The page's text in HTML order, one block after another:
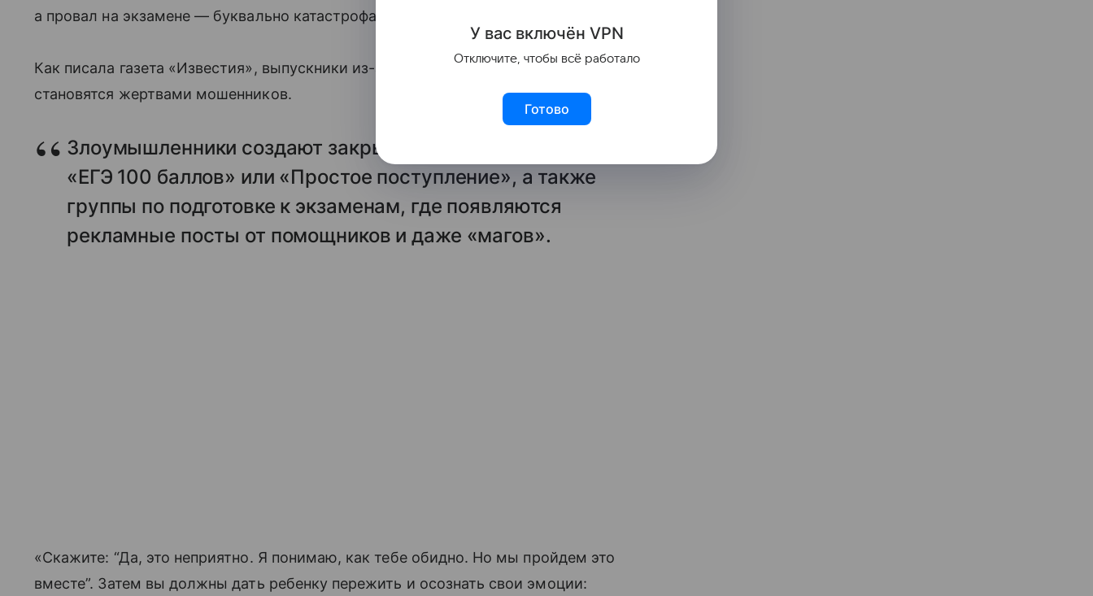
а провал на экзамене — буквально катастрофа.
Как писала газета «Известия», выпускники из-за страха неудачи на ЕГЭ или ОГЭ часто
становятся жертвами мошенников.
Злоумышленники создают закрытые каналы с названиями
«ЕГЭ 100 баллов» или «Простое поступление», а также
группы по подготовке к экзаменам, где появляются
рекламные посты от помощников и даже «магов».
«Скажите: “Да, это неприятно. Я понимаю, как тебе обидно. Но мы пройдем это
вместе”. Затем вы должны дать ребенку пережить и осознать свои эмоции:
У вас включён VPN
Отключите, чтобы всё работало
Готово